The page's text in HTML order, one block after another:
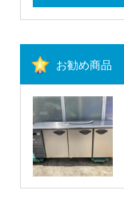
お勧め商品